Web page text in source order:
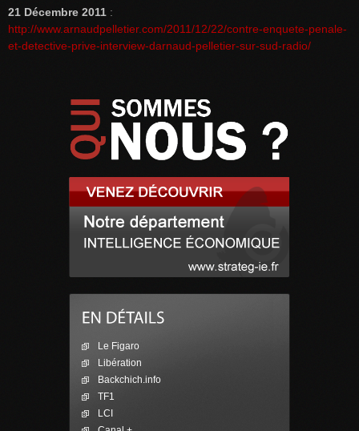
21 Décembre 2011 :
http://www.arnaudpelletier.com/2011/12/22/contre-enquete-penale-
et-detective-prive-interview-darnaud-pelletier-sur-sud-radio/
Le Figaro
Libération
Backchich.info
TF1
LCI